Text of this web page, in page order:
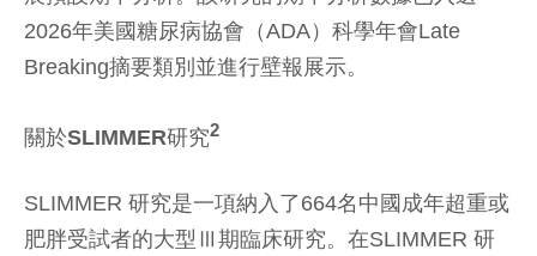
2026年美國糖尿病協會（ADA）科學年會Late
Breaking摘要類別並進行壁報展示。
關於SLIMMER研究2
SLIMMER 研究是一項納入了664名中國成年超重或
肥胖受試者的大型Ⅲ期臨床研究。在SLIMMER 研